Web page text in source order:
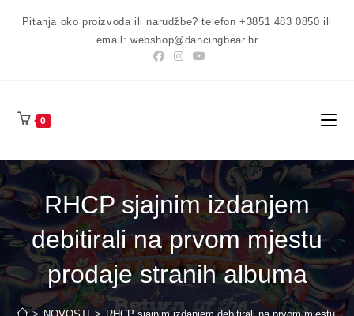
Pitanja oko proizvoda ili narudžbe? telefon +3851 483 0850 ili
email: webshop@dancingbear.hr
0
RHCP sjajnim izdanjem
debitirali na prvom mjestu
prodaje stranih albuma